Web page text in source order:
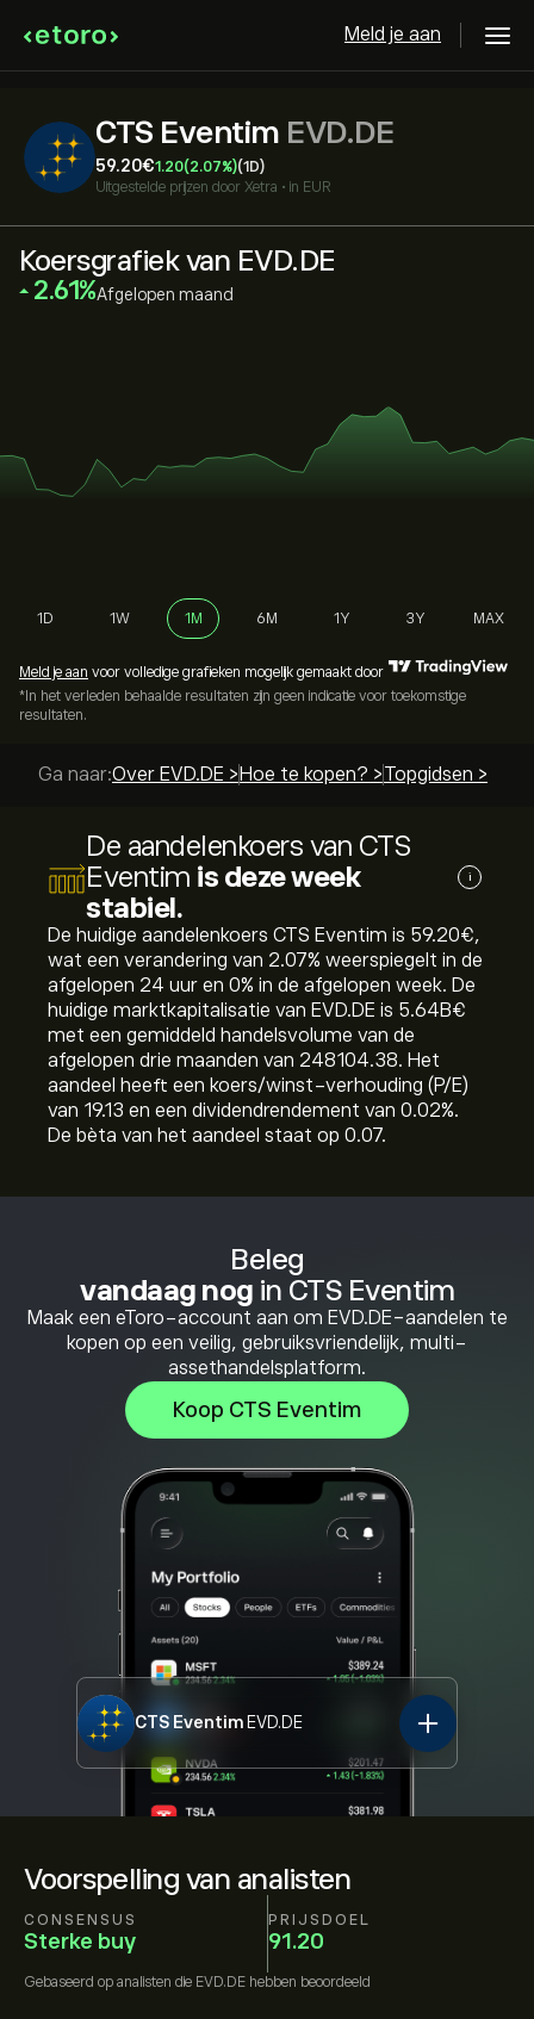
Meld je aan
CTS Eventim EVD.DE
59.20‎€‎1.20(2.07%)(1D)
Uitgestelde prijzen door Xetra • in EUR
Voorspelling van analisten
CONSENSUS
Sterke buy
PRIJSDOEL
91.20
Gebaseerd op analisten die EVD.DE hebben beoordeeld
Beleg
vandaag nog in CTS Eventim
Maak een eToro-account aan om EVD.DE-aandelen te
kopen op een veilig, gebruiksvriendelijk, multi-
assethandelsplatform.
Koop CTS Eventim
CTS Eventim EVD.DE
Koersgrafiek van EVD.DE
‎2.61‎ Afgelopen maand
1D 1W 1M 6M 1Y 3Y MAX
Meld je aan voor volledige grafieken mogelijk gemaakt door
*In het verleden behaalde resultaten zijn geen indicatie voor toekomstige
resultaten.
Ga naar:Over EVD.DE > Hoe te kopen? >Topgidsen >
De aandelenkoers van CTS
Eventim is deze week
stabiel.
i
De huidige aandelenkoers CTS Eventim is 59.20‎€‎,
wat een verandering van ‎2.07‎% weerspiegelt in de
afgelopen 24 uur en ‎0‎% in de afgelopen week. De
huidige marktkapitalisatie van EVD.DE is 5.64B‎€‎
met een gemiddeld handelsvolume van de
afgelopen drie maanden van 248104.38. Het
aandeel heeft een koers/winst-verhouding (P/E)
van 19.13 en een dividendrendement van 0.02%.
De bèta van het aandeel staat op 0.07.